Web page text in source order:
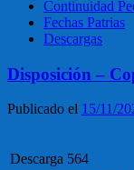
Continuidad
Fechas Patrias
Descargas
Disposición –
Publicado el 15/11/
Descarga 564